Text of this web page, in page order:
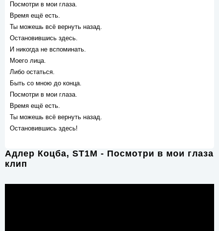
Посмотри в мои глаза.
Время ещё есть.
Ты можешь всё вернуть назад.
Остановившись здесь.
И никогда не вспоминать.
Моего лица.
Либо остаться.
Быть со мною до конца.
Посмотри в мои глаза.
Время ещё есть.
Ты можешь всё вернуть назад.
Остановившись здесь!
Адлер Коцба, ST1M - Посмотри в мои глаза
клип